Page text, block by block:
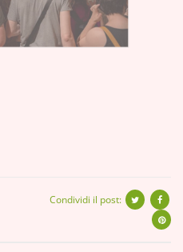
Condividi il post: